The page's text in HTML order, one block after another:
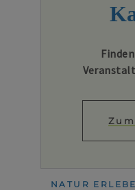
NATUR